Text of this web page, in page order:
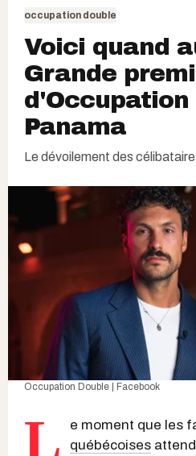
occupation double
Voici quand
Grande
d'Occupation
Panama
Le dévoilement des
Occupation Double | Facebook
L e moment que les
québécoises